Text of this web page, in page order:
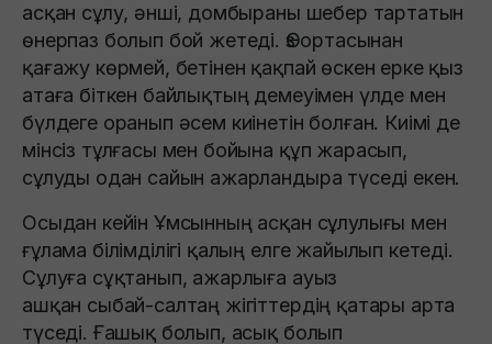
асқан сұлу, әнші, домбыраны шебер тартатын
өнерпаз болып бой жетеді. Өз ортасынан
қағажу көрмей, бетінен қақпай өскен ерке қыз
атаға біткен байлықтың демеуімен үлде мен
бүлдеге оранып әсем киінетін болған. Киімі де
мінсіз тұлғасы мен бойына құп жарасып,
сұлуды одан сайын ажарландыра түседі екен.
Осыдан кейін Ұмсынның асқан сұлулығы мен
ғұлама бiлiмдiлiгi қалың елге жайылып кетедi.
Сұлуға сұқтанып, ажарлыға ауыз
ашқан сыбай-салтаң жігіттердің қатары арта
түседі. Ғашық болып, асық болып